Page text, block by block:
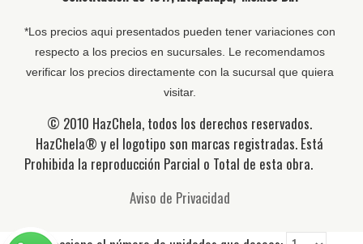
*Los precios aqui presentados pueden tener variaciones con
respecto a los precios en sucursales. Le recomendamos
verificar los precios directamente con la sucursal que quiera
visitar.
© 2010 HazChela, todos los derechos reservados.
HazChela® y el logotipo son marcas registradas. Está
Prohibida la reproducción Parcial o Total de esta obra.
Aviso de Privacidad